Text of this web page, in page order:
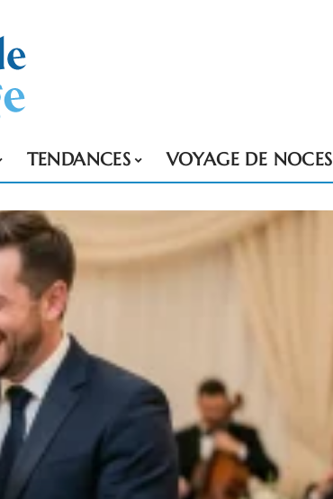
TENDANCES VOYAGE DE NOCES